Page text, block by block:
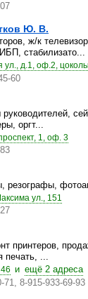
Ю. В.
ж/к
стабилизато...
ул., д.1, оф.2,
60
оргт...
1, оф. 3
резографы,
ул., 151
принтеров,
печать, ...
и ещё 2 адреса
71, 8-915-933-69-93